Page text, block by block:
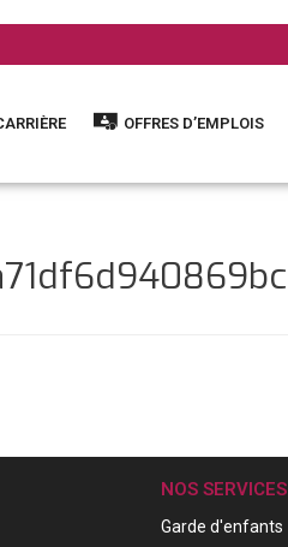
OFFRES D’EMPLOIS
NOS SERVICES
Garde d'enfants